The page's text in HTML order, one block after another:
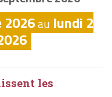
2026au lundi 2
les